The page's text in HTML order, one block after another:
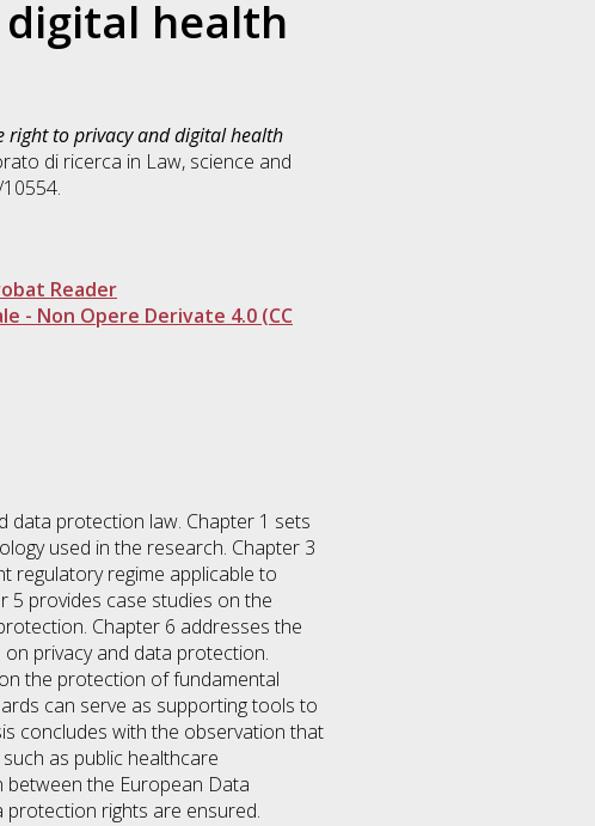
health
right to privacy and digital health
di ricerca in Law, science and
Reader
- Non Opere Derivate 4.0 (CC
data protection law. Chapter 1 sets
used in the research. Chapter 3
regulatory regime applicable to
5 provides case studies on the
Chapter 6 addresses the
privacy and data protection.
the protection of fundamental
can serve as supporting tools to
concludes with the observation that
as public healthcare
the European Data
protection rights are ensured.